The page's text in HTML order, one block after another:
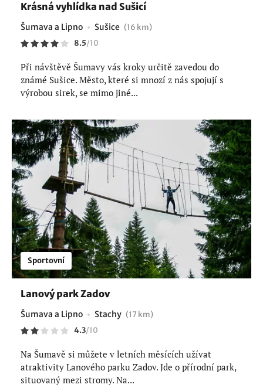
Krásná vyhlídka nad Sušicí
Šumava a Lipno Sušice (16 km)
8.5/10
Při návštěvě Šumavy vás kroky určitě zavedou do
známé Sušice. Město, které si mnozí z nás spojují s
výrobou sirek, se mimo jiné...
Sportovní
Lanový park Zadov
Šumava a Lipno Stachy (17 km)
4.3/10
Na Šumavě si můžete v letních měsících užívat
atraktivity Lanového parku Zadov. Jde o přírodní park,
situovaný mezi stromy. Na...